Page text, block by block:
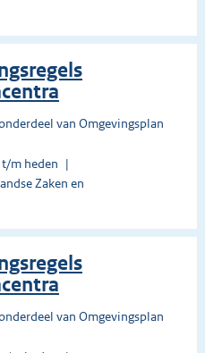
van Omgevingsplan
m heden
Zaken en
van Omgevingsplan